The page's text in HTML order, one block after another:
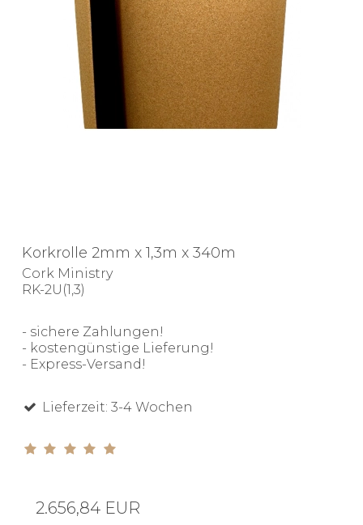
Korkrolle 2mm x 1,3m x 340m
Cork Ministry
RK-2U(1,3)
- sichere Zahlungen!
- kostengünstige Lieferung!
- Express-Versand!
Lieferzeit: 3-4 Wochen
2.656,84 EUR